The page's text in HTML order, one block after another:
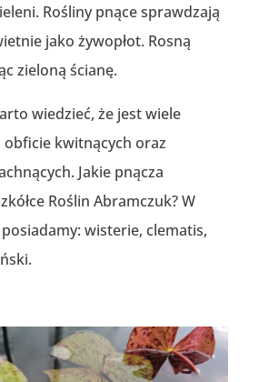
Rośliny pnące sprawdzają
jako żywopłot. Rosną
zieloną ścianę.
wiedzieć, że jest wiele
obficie kwitnących oraz
Jakie pnącza
Roślin Abramczuk? W
wisterie, clematis,